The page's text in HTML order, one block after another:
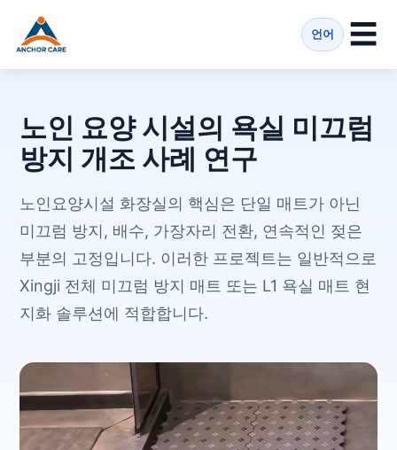
언어 ☰
노인 요양 시설의 욕실 미끄럼
방지 개조 사례 연구
노인요양시설 화장실의 핵심은 단일 매트가 아닌
미끄럼 방지, 배수, 가장자리 전환, 연속적인 젖은
부분의 고정입니다. 이러한 프로젝트는 일반적으로
Xingji 전체 미끄럼 방지 매트 또는 L1 욕실 매트 현
지화 솔루션에 적합합니다.